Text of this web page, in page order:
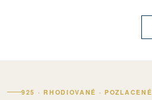
925 · RHODIOVANÉ · POZLACENÉ